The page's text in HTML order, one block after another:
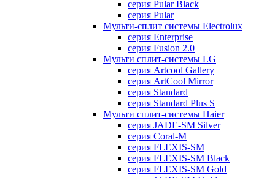
серия Pular Black
серия Pular
Мульти-сплит системы Electrolux
серия Enterprise
серия Fusion 2.0
Мульти сплит-системы LG
серия Artcool Gallery
серия ArtCool Mirror
серия Standard
серия Standard Plus S
Мульти сплит-системы Haier
серия JADE-SM Silver
серия Coral-M
серия FLEXIS-SM
серия FLEXIS-SM Black
серия FLEXIS-SM Gold